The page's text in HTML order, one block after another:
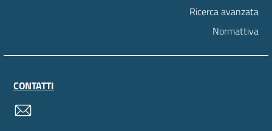
Ricerca avanzata
Normattiva
CONTATTI